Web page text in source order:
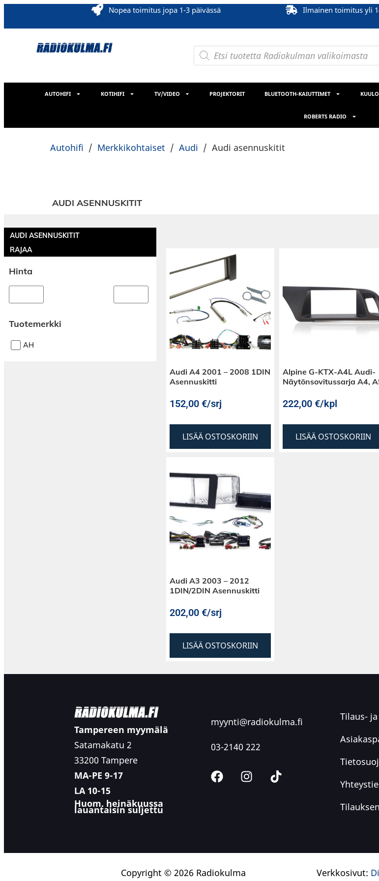
Nopea toimitus jopa 1-3 päivässä Ilmainen toimitus yli
AUTOHIFI KOTIHIFI TV/VIDEO PROJEKTORIT BLUETOOTH-KAIUTTIMET
ROBERTS RADIO
Autohifi / Merkkikohtaiset / Audi / Audi asennuskitit
AUDI ASENNUSKITIT
AUDI ASENNUSKITIT
RAJAA
Hinta
Tuotemerkki
AH
Audi A4 2001 – 2008 1DIN
Asennuskitti
152,00 €/srj
LISÄÄ OSTOSKORIIN
Alpine G-KTX-A4L Audi-
Näytönsovitussarja A4,
222,00 €/kpl
LISÄÄ OSTOSKORIIN
Audi A3 2003 – 2012
1DIN/2DIN Asennuskitti
202,00 €/srj
LISÄÄ OSTOSKORIIN
Tampereen myymälä
Satamakatu 2
33200 Tampere
MA-PE 9-17
LA 10-15
Huom. heinäkuussa
lauantaisin suljettu
myynti@radiokulma.fi
03-2140 222
Tilaus-
Copyright © 2026 Radiokulma Verkkosivut: